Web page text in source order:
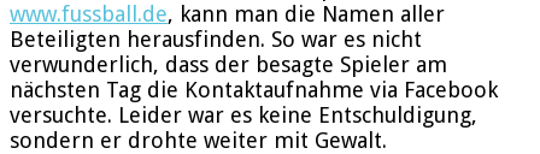
www.fussball.de, kann man die Namen aller
Beteiligten herausfinden. So war es nicht
verwunderlich, dass der besagte Spieler am
nächsten Tag die Kontaktaufnahme via Facebook
versuchte. Leider war es keine Entschuldigung,
sondern er drohte weiter mit Gewalt.